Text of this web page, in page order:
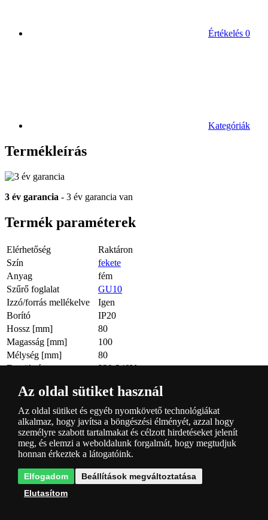
Értékelés 0
Kategóriák
Termékleírás
3 év garancia - 3 év garancia van
Termék paraméterek
Elérhetőség
Raktáron
Szín
fekete
Anyag
fém
Szűrő foglalat
GU10
Izzó/forrás mellékelve
Igen
Borító
IP20
Hossz [mm]
80
Magasság [mm]
100
Mélység [mm]
80
Feszültség
220-240V
Szín
černá
Kérdések a termékkel kapcsolatban
Még nincsenek hozzászólások, legyen az első!
Név (nem kötelező):
Kérdés
Tegyen fel kérdést névtelenül.
Az oldal sütiket használ
Az oldal sütiket és egyéb nyomkövető technológiákat
alkalmaz, hogy javítsa a böngészési élményét, azzal hogy
személyre szabott tartalmakat és célzott hirdetéseket jelenít
meg, és elemzi a weboldalunk forgalmát, hogy megtudjuk
honnan érkeztek a látogatóink.
Elfogadom
Beállítások megváltoztatása
Elutasítom